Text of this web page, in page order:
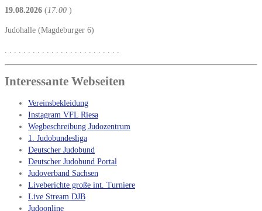
19.08.2026 ( 17:00 )
Judohalle (Magdeburger 6)
Interessante Webseiten
Vereinsbekleidung
Instagram VFL Riesa
Wegbeschreibung Judozentrum
1. Judobundesliga
Deutscher Judobund
Deutscher Judobund Portal
Judoverband Sachsen
Liveberichte große int. Turniere
Live Stream DJB
Judoonline